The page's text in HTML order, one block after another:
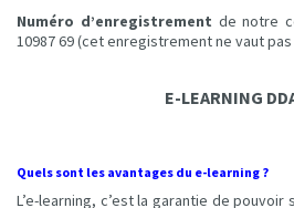
Numéro d’enregistrement de notre
10987 69 (cet enregistrement ne vaut
E-LEARNING
Quels sont les avantages du e-learning ?
L’e-learning, c’est la garantie de